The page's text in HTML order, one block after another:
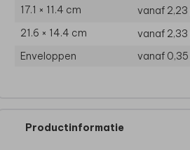
17.1 × 11.4 cm
vanaf 2,23
21.6 × 14.4 cm
vanaf 2,33
Enveloppen
vanaf 0,35
Productinformatie